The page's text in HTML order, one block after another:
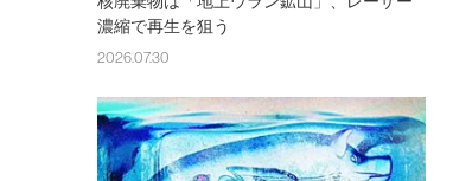
濃縮で再生を狙う
2026.07.30